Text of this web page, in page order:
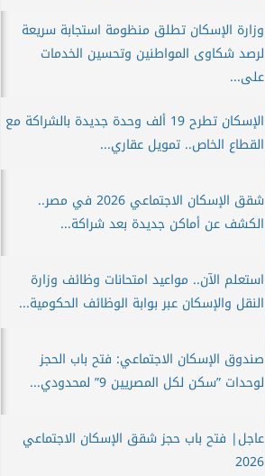
وزارة الإسكان تطلق منظومة استجابة سريعة
لرصد شكاوى المواطنين وتحسين الخدمات
على...
الإسكان تطرح 19 ألف وحدة جديدة بالشراكة مع
القطاع الخاص.. تمويل عقاري...
شقق الإسكان الاجتماعي 2026 في مصر..
الكشف عن أماكن جديدة بعد شراكة...
استعلم الآن.. مواعيد امتحانات وظائف وزارة
النقل والإسكان عبر بوابة الوظائف الحكومية...
صندوق الإسكان الاجتماعي: فتح باب الحجز
لوحدات ”سكن لكل المصريين 9” لمحدودي...
عاجل| فتح باب حجز شقق الإسكان الاجتماعي
2026